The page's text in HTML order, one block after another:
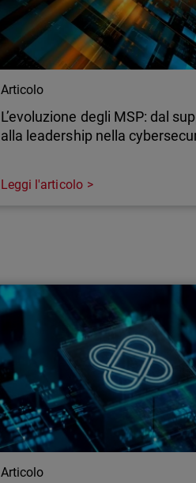
Articolo
L’evoluzione degli MSP: dal
alla leadership nella
L’ultimo report di WatchGuard
gli MSP si stiano evolvendo in
strategici per la cybersecurity,
AI, resilienza e risultati misurabili.
Leggi l'articolo
Articolo